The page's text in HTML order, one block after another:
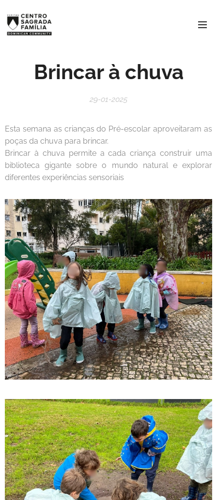
Brincar à chuva
29-01-2025
Esta semana as crianças do Pré-escolar aproveitaram as
poças da chuva para brincar.
Brincar à chuva permite a cada criança construir uma
biblioteca gigante sobre o mundo natural e explorar
diferentes experiências sensoriais ☺️